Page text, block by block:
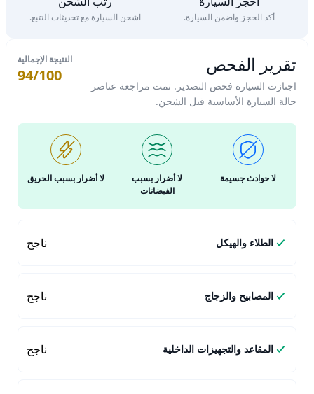
أكد الحجز واضمن السيارة. اشحن السيارة مع تحديثات التتبع.
تقرير الفحص
اجتازت السيارة فحص التصدير. تمت مراجعة عناصر
حالة السيارة الأساسية قبل الشحن.
النتيجة الإجمالية
94/100
لا حوادث جسيمة
لا أضرار بسبب
الفيضانات
لا أضرار بسبب الحريق
الطلاء والهيكل ناجح
المصابيح والزجاج ناجح
المقاعد والتجهيزات الداخلية ناجح